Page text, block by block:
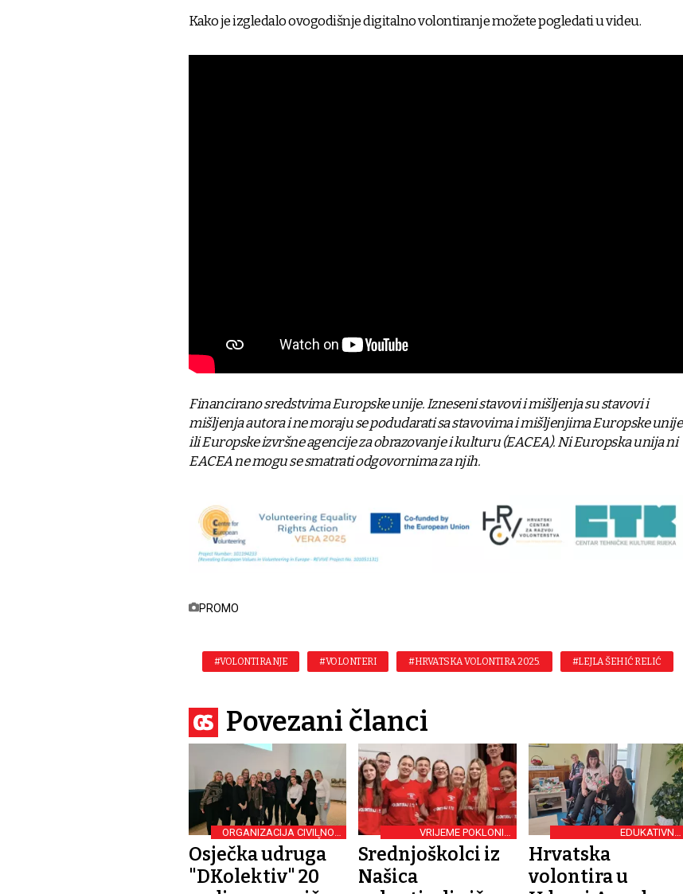
Kako je izgledalo ovogodišnje digitalno volontiranje možete pogledati u videu.
Financirano sredstvima Europske unije. Izneseni stavovi i mišljenja su stavovi i
mišljenja autora i ne moraju se podudarati sa stavovima i mišljenjima Europske unije
ili Europske izvršne agencije za obrazovanje i kulturu (EACEA). Ni Europska unija ni
EACEA ne mogu se smatrati odgovornima za njih.
PROMO
#VOLONTIRANJE #VOLONTERI #HRVATSKA VOLONTIRA 2025. #LEJLA ŠEHIĆ RELIĆ
Povezani članci
ORGANIZACIJA CIVILNOG
DRUŠTVA
Osječka udruga
"DKolektiv" 20
VRIJEME POKLONILI
DRUGIMA
Srednjoškolci iz
Našica
EDUKATIVNO
PREDAVANJE
Hrvatska
volontira u